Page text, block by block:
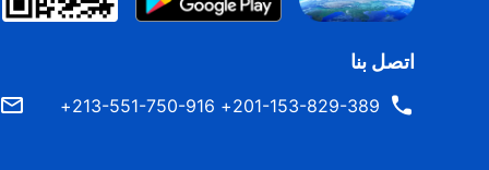
اتصل بنا
201-153-829-389+ 213-551-750-916+